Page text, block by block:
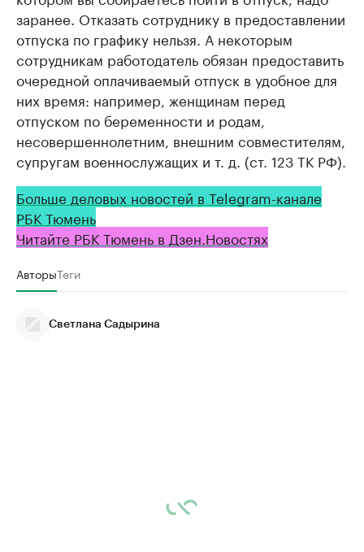
заранее. Отказать сотруднику в предоставлении
отпуска по графику нельзя. А некоторым
сотрудникам работодатель обязан предоставить
очередной оплачиваемый отпуск в удобное для
них время: например, женщинам перед
отпуском по беременности и родам,
несовершеннолетним, внешним совместителям,
супругам военнослужащих и т. д. (ст. 123 ТК РФ).
Больше деловых новостей в Telegram-канале
РБК Тюмень
Читайте РБК Тюмень в Дзен.Новостях
АвторыТеги
Светлана Садырина